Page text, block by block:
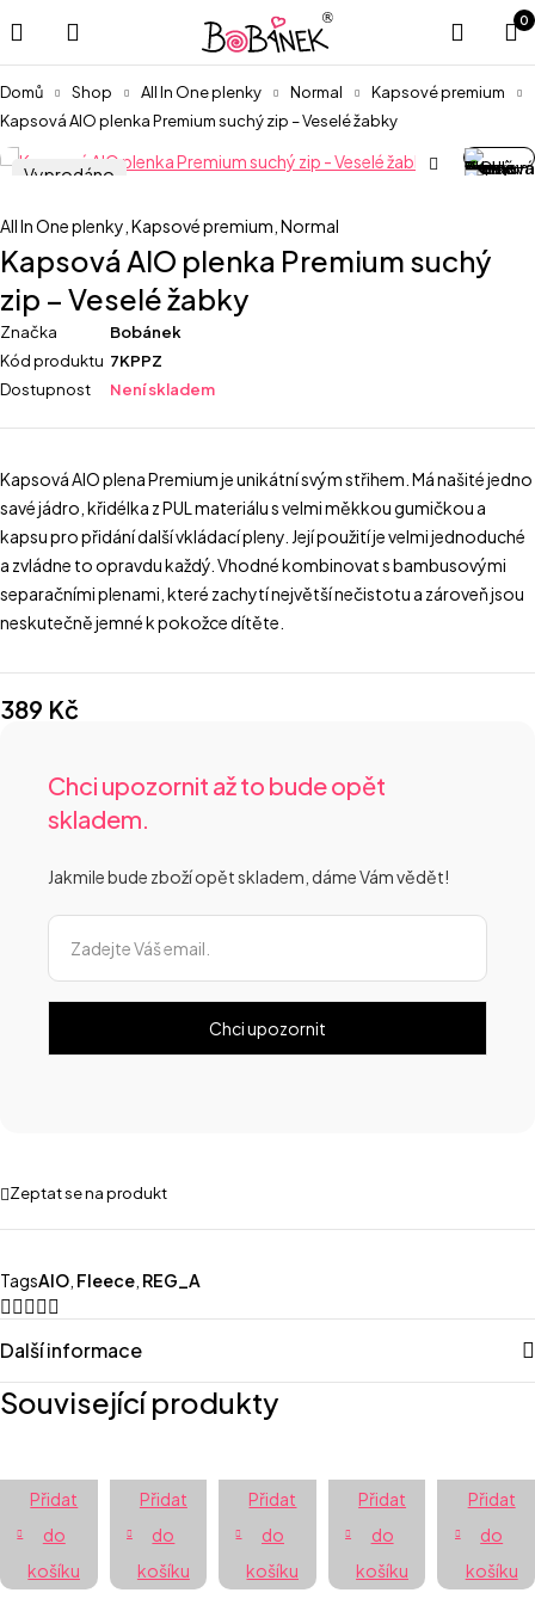
0
Domů Shop All In One plenky Normal
Kapsové premium
Kapsová AIO plenka Premium suchý zip – Veselé žabky
Vyprodáno
All In One plenky Kapsové premium Normal
Kapsová AIO plenka Premium suchý
zip – Veselé žabky
Značka
Bobánek
Kód produktu 7KPPZ
Dostupnost
Není skladem
Kapsová AIO plena Premium je unikátní svým střihem. Má našité jedno
savé jádro, křidélka z PUL materiálu s velmi měkkou gumičkou a
kapsu pro přidání další vkládací pleny. Její použití je velmi jednoduché
a zvládne to opravdu každý. Vhodné kombinovat s bambusovými
separačními plenami, které zachytí největší nečistotu a zároveň jsou
neskutečně jemné k pokožce dítěte.
389 Kč
Chci upozornit až to bude opět
skladem.
Jakmile bude zboží opět skladem, dáme Vám vědět!
Zeptat se na produkt
TagsAIO Fleece REG_A
Další informace
Související produkty
Přidat
do
košíku
Přidat
do
košíku
Přidat
do
košíku
Přidat
do
košíku
Přidat
do
košíku